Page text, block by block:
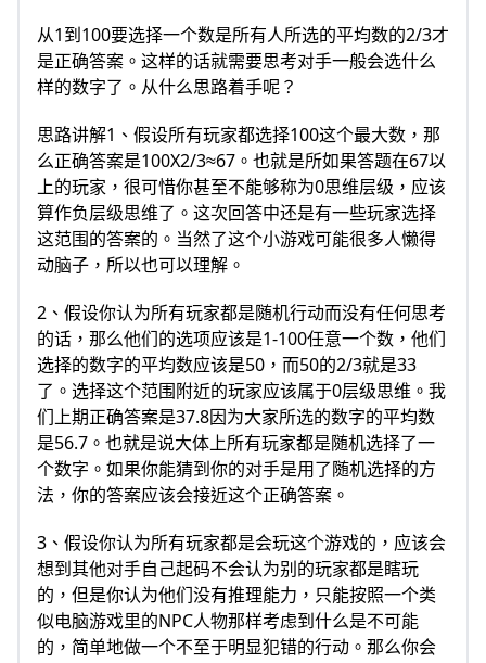
从1到100要选择一个数是所有人所选的平均数的2/3才
是正确答案。这样的话就需要思考对手一般会选什么
样的数字了。从什么思路着手呢？
思路讲解1、假设所有玩家都选择100这个最大数，那
么正确答案是100X2/3≈67。也就是所如果答题在67以
上的玩家，很可惜你甚至不能够称为0思维层级，应该
算作负层级思维了。这次回答中还是有一些玩家选择
这范围的答案的。当然了这个小游戏可能很多人懒得
动脑子，所以也可以理解。
2、假设你认为所有玩家都是随机行动而没有任何思考
的话，那么他们的选项应该是1-100任意一个数，他们
选择的数字的平均数应该是50，而50的2/3就是33
了。选择这个范围附近的玩家应该属于0层级思维。我
们上期正确答案是37.8因为大家所选的数字的平均数
是56.7。也就是说大体上所有玩家都是随机选择了一
个数字。如果你能猜到你的对手是用了随机选择的方
法，你的答案应该会接近这个正确答案。
3、假设你认为所有玩家都是会玩这个游戏的，应该会
想到其他对手自己起码不会认为别的玩家都是瞎玩
的，但是你认为他们没有推理能力，只能按照一个类
似电脑游戏里的NPC人物那样考虑到什么是不可能
的，简单地做一个不至于明显犯错的行动。那么你会